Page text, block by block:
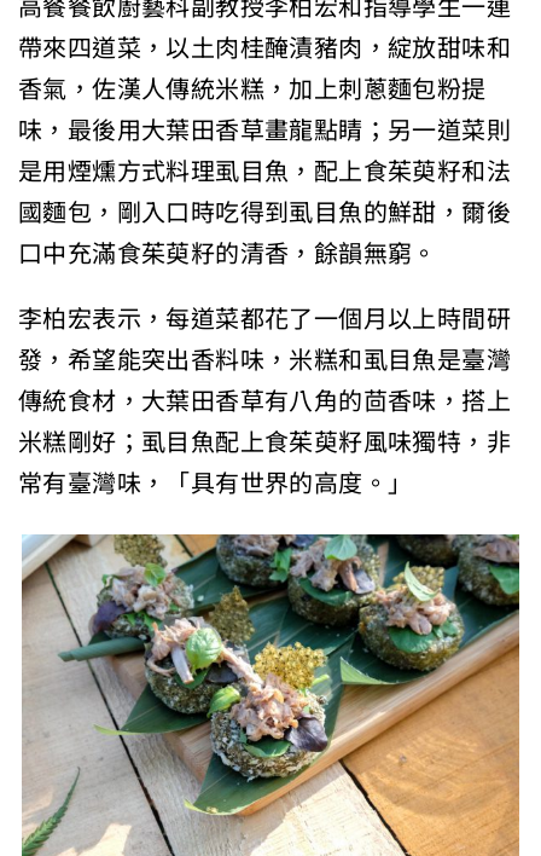
帶來四道菜，以土肉桂醃漬豬肉，綻放甜味和
香氣，佐漢人傳統米糕，加上刺蔥麵包粉提
味，最後用大葉田香草畫龍點睛；另一道菜則
是用煙燻方式料理虱目魚，配上食茱萸籽和法
國麵包，剛入口時吃得到虱目魚的鮮甜，爾後
口中充滿食茱萸籽的清香，餘韻無窮。
李柏宏表示，每道菜都花了一個月以上時間研
發，希望能突出香料味，米糕和虱目魚是臺灣
傳統食材，大葉田香草有八角的茴香味，搭上
米糕剛好；虱目魚配上食茱萸籽風味獨特，非
常有臺灣味，「具有世界的高度。」